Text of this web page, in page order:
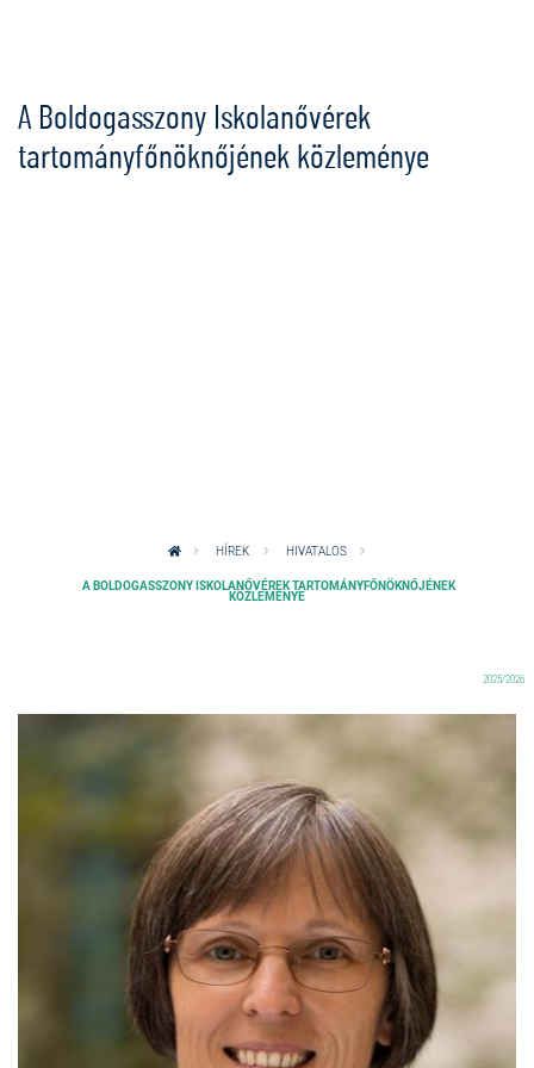
A Boldogasszony Iskolanővérek
tartományfőnöknőjének közleménye
HÍREK HIVATALOS
A BOLDOGASSZONY ISKOLANŐVÉREK TARTOMÁNYFŐNÖKNŐJÉNEK
KÖZLEMÉNYE
2025/2026